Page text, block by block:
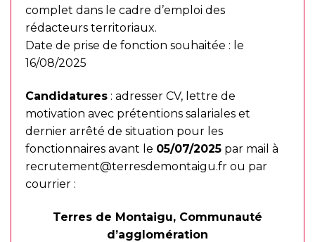
complet dans le cadre d’emploi des
rédacteurs territoriaux.
Date de prise de fonction souhaitée : le
16/08/2025
Candidatures : adresser CV, lettre de
motivation avec prétentions salariales et
dernier arrêté de situation pour les
fonctionnaires avant le 05/07/2025 par mail à
recrutement@terresdemontaigu.fr ou par
courrier :
Terres de Montaigu, Communauté
d’agglomération